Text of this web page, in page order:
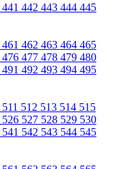
441 442 443 444 445
461 462 463 464 465
476 477 478 479 480
491 492 493 494 495
511 512 513 514 515
526 527 528 529 530
541 542 543 544 545